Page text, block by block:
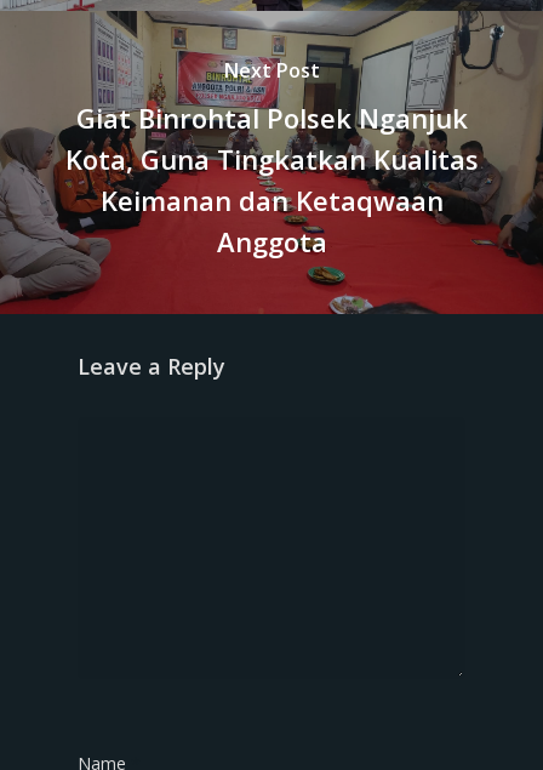
Next Post
Giat Binrohtal Polsek Nganjuk
Kota, Guna Tingkatkan Kualitas
Keimanan dan Ketaqwaan
Anggota
Leave a Reply
Name